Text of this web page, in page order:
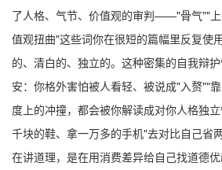
了人格、气节、价值观的审判——"骨气""
值观扭曲"这些词你在很短的篇幅里反复使
的、清白的、独立的。这种密集的自我辩
安：你格外害怕被人看轻、被说成"入赘""
度上的冲撞，都会被你解读成对你人格独
千块的鞋、拿一万多的手机"去对比自己省
在讲道理，是在用消费差异给自己找道德